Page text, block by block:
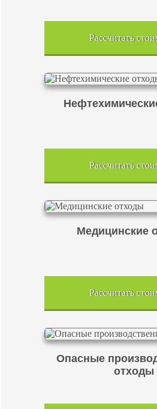
Рассчитать
Рассчитать
Медицинские
Рассчитать
Опасные
отходы